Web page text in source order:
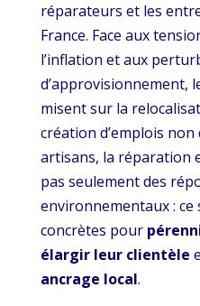
réparateurs et les
France. Face aux
l’inflation et aux
d’approvisionnement,
misent sur la
création d’emplois
artisans, la réparation
pas seulement des
environnementaux :
concrètes pour
élargir leur clientèle
ancrage local.